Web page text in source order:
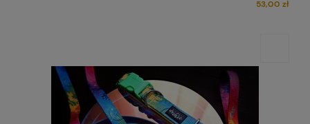
53,00 zł